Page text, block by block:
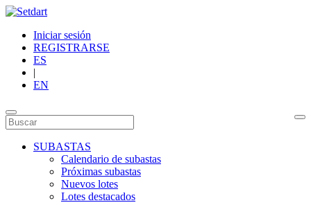
Iniciar sesión
REGISTRARSE
ES
|
EN
SUBASTAS
Calendario de subastas
Próximas subastas
Nuevos lotes
Lotes destacados